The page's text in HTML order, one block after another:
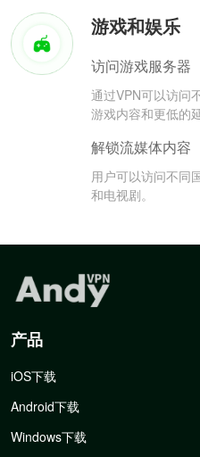
游戏和娱乐
访问游戏服务器
通过VPN可以访问
游戏内容和更低的
解锁流媒体内容
用户可以访问不同
和电视剧。
产品
iOS下载
Android下载
Windows下载